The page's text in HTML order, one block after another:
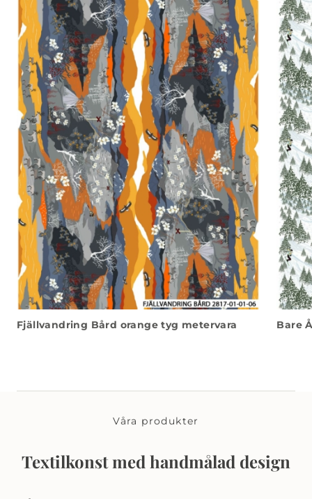
Fjällvandring Bård orange tyg metervara Bare
Våra produkter
Textilkonst med handmålad design